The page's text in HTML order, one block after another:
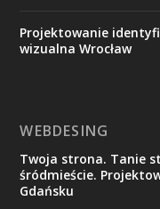
Projektowanie
wizualna Wrocław
WEBDESING
Twoja strona. Tanie
śródmieście.
Gdańsku